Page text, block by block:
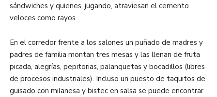
sándwiches y quienes, jugando, atraviesan el cemento
veloces como rayos.
En el corredor frente a los salones un puñado de madres y
padres de familia montan tres mesas y las llenan de fruta
picada, alegrías, pepitorias, palanquetas y bocadillos (libres
de procesos industriales). Incluso un puesto de taquitos de
guisado con milanesa y bistec en salsa se puede encontrar